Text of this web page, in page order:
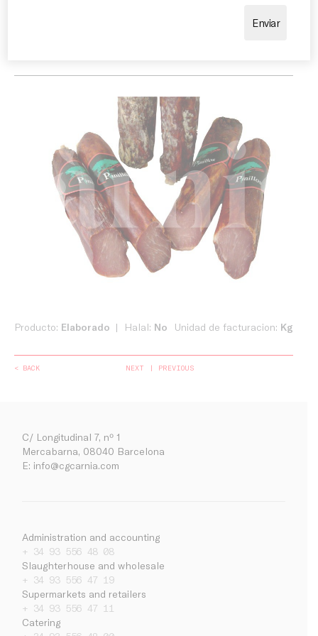
Company
Work with us
Noticias
busca destacar la calidad de un producto tradicional
Producto: Elaborado Halal: No Unidad de facturacion: Kg
< BACK NEXT PREVIOUS
C/ Longitudinal 7, nº 1
Mercabarna, 08040 Barcelona
E: info@cgcarnia.com
Administration and accounting
+ 34 93 556 48 08
Slaughterhouse and wholesale
+ 34 93 556 47 19
Supermarkets and retailers
+ 34 93 556 47 11
Catering